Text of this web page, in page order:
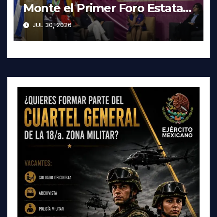
Monte el Primer Foro Estatal
contra la Trata de Personas
JUL 30, 2026